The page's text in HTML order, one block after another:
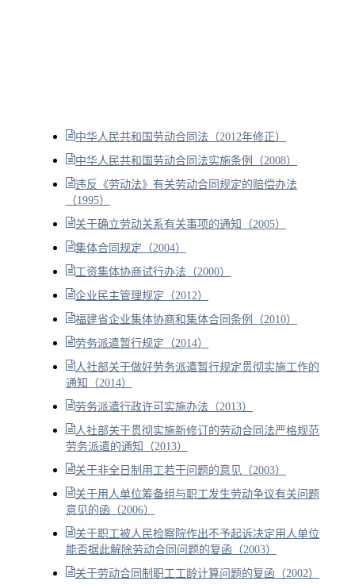
中华人民共和国劳动合同法（2012年修正）
中华人民共和国劳动合同法实施条例（2008）
违反《劳动法》有关劳动合同规定的赔偿办法
（1995）
关于确立劳动关系有关事项的通知（2005）
集体合同规定（2004）
工资集体协商试行办法（2000）
企业民主管理规定（2012）
福建省企业集体协商和集体合同条例（2010）
劳务派遣暂行规定（2014）
人社部关于做好劳务派遣暂行规定贯彻实施工作的
通知（2014）
劳务派遣行政许可实施办法（2013）
人社部关于贯彻实施新修订的劳动合同法严格规范
劳务派遣的通知（2013）
关于非全日制用工若干问题的意见（2003）
关于用人单位筹备组与职工发生劳动争议有关问题
意见的函（2006）
关于职工被人民检察院作出不予起诉决定用人单位
能否据此解除劳动合同问题的复函（2003）
关于劳动合同制职工工龄计算问题的复函（2002）